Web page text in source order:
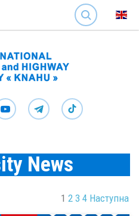
SEARCH
News
1 2 3 4 Наступна